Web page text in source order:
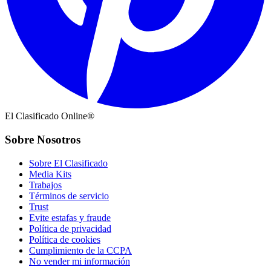
El Clasificado Online®
Sobre Nosotros
Sobre El Clasificado
Media Kits
Trabajos
Términos de servicio
Trust
Evite estafas y fraude
Política de privacidad
Política de cookies
Cumplimiento de la CCPA
No vender mi información